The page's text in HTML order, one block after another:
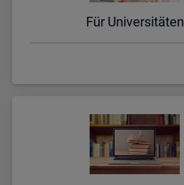
Für Uni­ver­si­tä­ten